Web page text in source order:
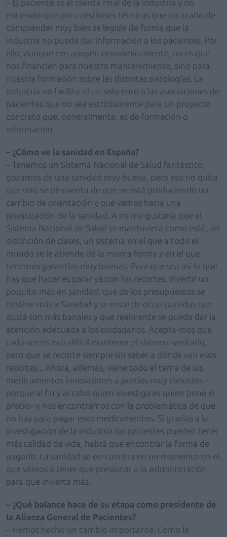
– El paciente es el cliente final de la industria y no
entiendo que por cuestiones técnicas que no acabo de
comprender muy bien se legisle de forma que la
industria no pueda dar información a los pacientes. Por
ello, aunque nos apoyen económicamente, no es que
nos financien para nuestro mantenimiento, sino para
nuestra formación sobre las distintas patologías. La
industria no facilita ni un solo euro a las asociaciones de
pacientes que no sea estrictamente para un proyecto
concreto que, generalmente, es de formación o
información.
– ¿Cómo ve la sanidad en España?
– Tenemos un Sistema Nacional de Salud fantástico,
gozamos de una sanidad muy buena, pero eso no quita
que uno se dé cuenta de que se está produciendo un
cambio de orientación y que vamos hacia una
privatización de la sanidad. A mi me gustaría que el
Sistema Nacional de Salud se mantuviera como está, sin
distinción de clases, un sistema en el que a todo el
mundo se le atiende de la misma forma y en el que
tenemos garantías muy buenas. Para que sea así lo que
hay que hacer es parar ya con los recortes, invertir un
poquito más en sanidad, que de los presupuestos se
destine más a Sanidad y se reste de otras partidas que
quizá son más banales y que realmente se pueda dar la
atención adecuada a los ciudadanos. Acepta-mos que
cada vez es más difícil mantener el sistema sanitario,
pero que se recorte siempre sin saber a dónde van esos
recortes... Ahora, además, viene todo el tema de los
medicamentos innovadores a precios muy elevados –
porque al fin y al cabo quien investiga es quien pone el
precio– y nos encontramos con la problemática de que
no hay para pagar esos medicamentos. Si gracias a la
investigación de la industria los pacientes pueden tener
más calidad de vida, habrá que encontrar la forma de
pagarlo. La sanidad se en-cuentra en un momento en el
que vamos a tener que presionar a la Administración
para que invierta más.
– ¿Qué balance hace de su etapa como presidente de
la Alianza General de Pacientes?
– Hemos hecho un cambio importante. Como le